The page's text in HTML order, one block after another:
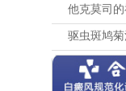
他克莫司
驱虫斑鸠